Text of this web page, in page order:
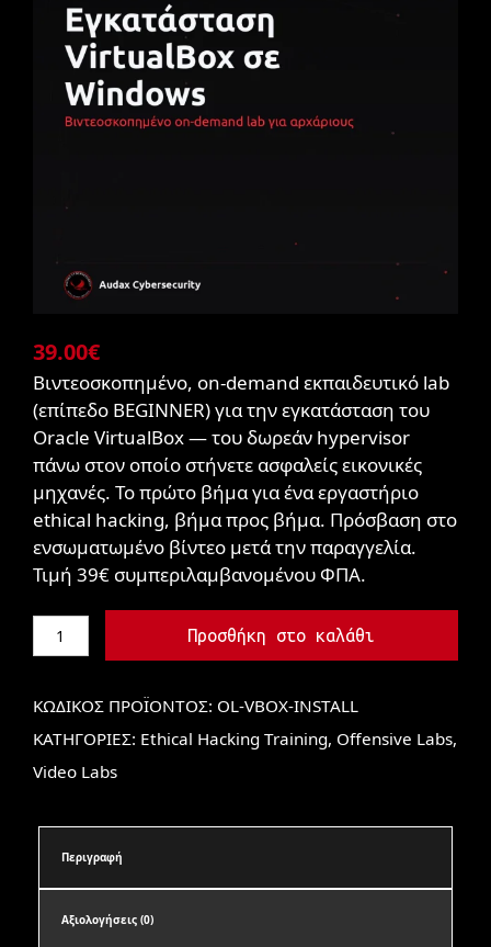
39.00€
Βιντεοσκοπημένο, on-demand εκπαιδευτικό lab
(επίπεδο BEGINNER) για την εγκατάσταση του
Oracle VirtualBox — του δωρεάν hypervisor
πάνω στον οποίο στήνετε ασφαλείς εικονικές
μηχανές. Το πρώτο βήμα για ένα εργαστήριο
ethical hacking, βήμα προς βήμα. Πρόσβαση στο
ενσωματωμένο βίντεο μετά την παραγγελία.
Τιμή 39€ συμπεριλαμβανομένου ΦΠΑ.
Προσθήκη στο καλάθι
ΚΩΔΙΚΌΣ ΠΡΟΪΌΝΤΟΣ: OL-VBOX-INSTALL
ΚΑΤΗΓΟΡΊΕΣ: Ethical Hacking Training, Offensive Labs,
Video Labs
Περιγραφή
Αξιολογήσεις (0)